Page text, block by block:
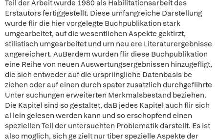
Teil der Arbeit wurde 1980 als Habilitationsarbeit des
Erstautors fertiggestellt. Diese umfangreiche Darstellung
wurde flir die hier vorgelegte Buchpublikation stark
umgearbeitet, auf die wesentlichen Aspekte gektirzt,
stilistisch umgearbeitet und urn neu ere Literaturergebnisse
angereichert. AuBerdem wurden flir diese Buchpublikation
eine Reihe von neuen Auswertungsergebnissen hinzugefligt,
die sich entweder auf die urspriingliche Datenbasis be
ziehen oder auf einen durch spater zusatzlich durchgeflihrte
Unter suchungen erweiterten Merkmalsbestand beziehen.
Die Kapitel sind so gestaltet, daB jedes Kapitel auch flir sich
al lein gelesen werden kann und so erschopfend einen
speziellen Teil der untersuchten Problematik darstellt. Es ist
also moglich, sich ge zielt nur tiber spezielle Aspekte der